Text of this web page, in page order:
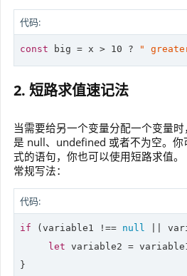
代码:
const big = x > 10 ? "
2. 短路求值速记法
当需要给另一个变量分配一个变量
是 null、undefined 或者不为空。你
式的语句，你也可以使用短路求值。
常规写法：
代码:
if (variable1 !== null ||
let variable2 =
}